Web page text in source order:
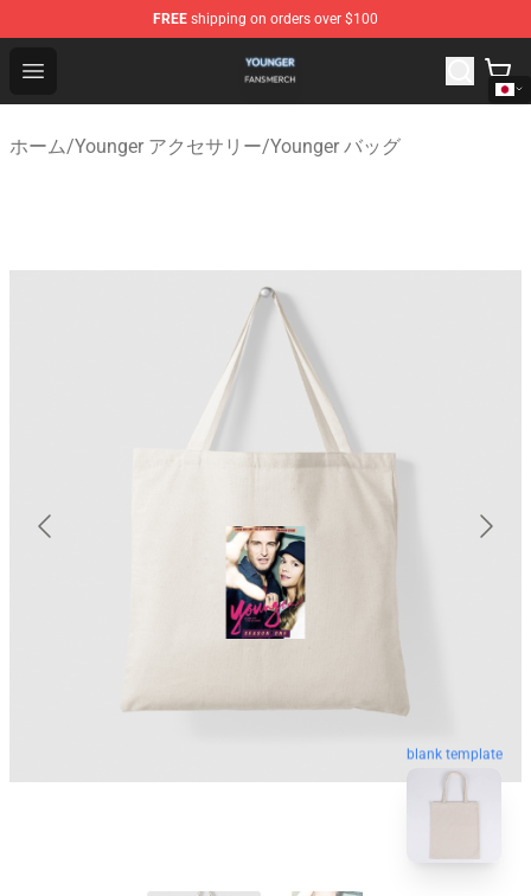
FREE shipping on orders over $100
Open menu
Younger Shop - Official Younger Merchandise Store
ホーム/Younger アクセサリー/Younger バッグ
blank template